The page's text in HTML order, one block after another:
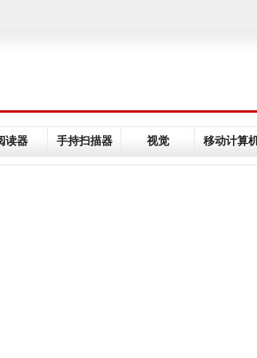
读器 手持扫描器 视觉 移动计算